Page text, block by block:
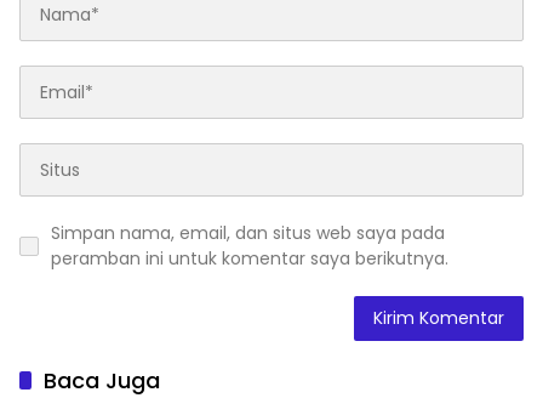
Simpan nama, email, dan situs web saya pada
peramban ini untuk komentar saya berikutnya.
Baca Juga